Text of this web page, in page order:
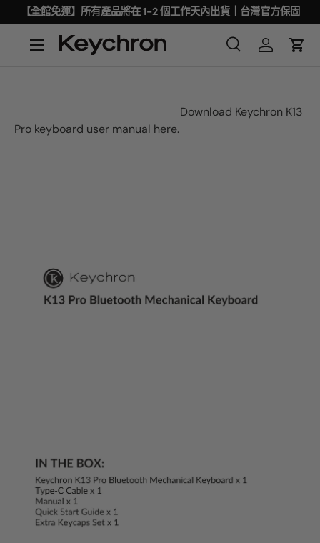
【全館免運】所有產品將在 1-2 個工作天內出貨｜台灣官方保固
Download Keychron K13
Pro keyboard user manual here.